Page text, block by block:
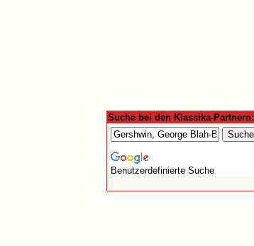
Suche bei den Klassika-Partnern:
Benutzerdefinierte Suche